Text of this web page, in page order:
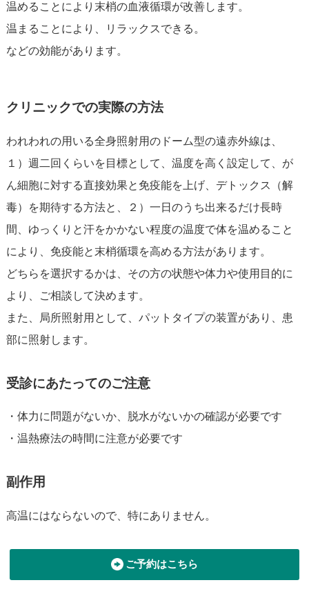
温めることにより末梢の血液循環が改善します。
温まることにより、リラックスできる。
などの効能があります。
クリニックでの実際の方法
われわれの用いる全身照射用のドーム型の遠赤外線は、
１）週二回くらいを目標として、温度を高く設定して、が
ん細胞に対する直接効果と免疫能を上げ、デトックス（解
毒）を期待する方法と、２）一日のうち出来るだけ長時
間、ゆっくりと汗をかかない程度の温度で体を温めること
により、免疫能と末梢循環を高める方法があります。
どちらを選択するかは、その方の状態や体力や使用目的に
より、ご相談して決めます。
また、局所照射用として、パットタイプの装置があり、患
部に照射します。
受診にあたってのご注意
・体力に問題がないか、脱水がないかの確認が必要です
・温熱療法の時間に注意が必要です
副作用
高温にはならないので、特にありません。
ご予約はこちら